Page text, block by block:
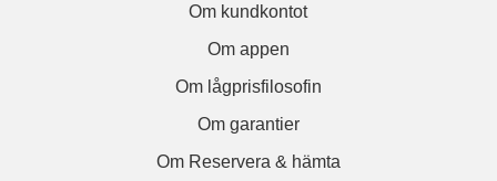
Om kundkontot
Om appen
Om lågprisfilosofin
Om garantier
Om Reservera & hämta